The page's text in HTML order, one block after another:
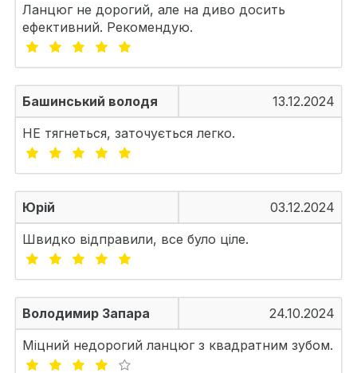
Ланцюг не дорогий, але на диво досить
ефективний. Рекомендую.
Башинський володя
13.12.2024
НЕ тягнеться, заточується легко.
Юрій
03.12.2024
Швидко відправили, все було ціле.
Володимир Запара
24.10.2024
Міцний недорогий ланцюг з квадратним зубом.